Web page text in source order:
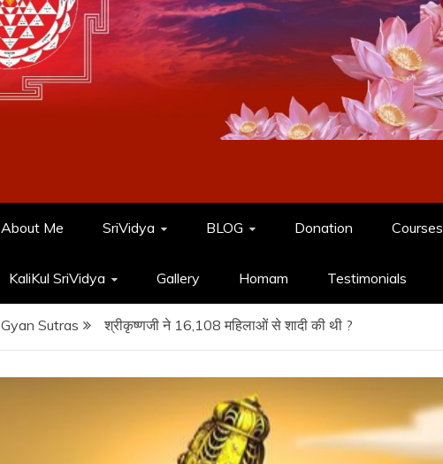
About Me SriVidya BLOG Donation Courses
KaliKul SriVidya Gallery Homam Testimonials
Gyan Sutras श्रीकृष्णजी ने 16,108 महिलाओं से शादी की थी ?